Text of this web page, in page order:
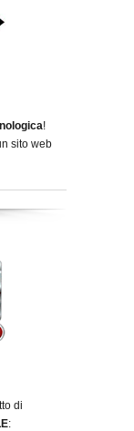
!
sito web
di
: